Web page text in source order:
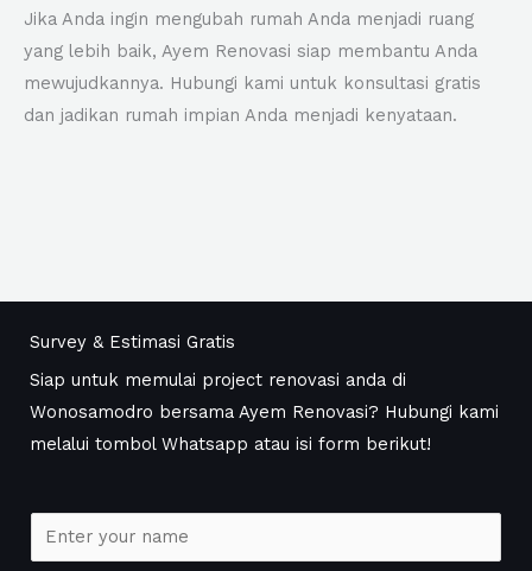
Jika Anda ingin mengubah rumah Anda menjadi ruang
yang lebih baik, Ayem Renovasi siap membantu Anda
mewujudkannya. Hubungi kami untuk konsultasi gratis
dan jadikan rumah impian Anda menjadi kenyataan.
Survey & Estimasi Gratis
Siap untuk memulai project renovasi anda di
Wonosamodro bersama Ayem Renovasi? Hubungi kami
melalui tombol Whatsapp atau isi form berikut!
a